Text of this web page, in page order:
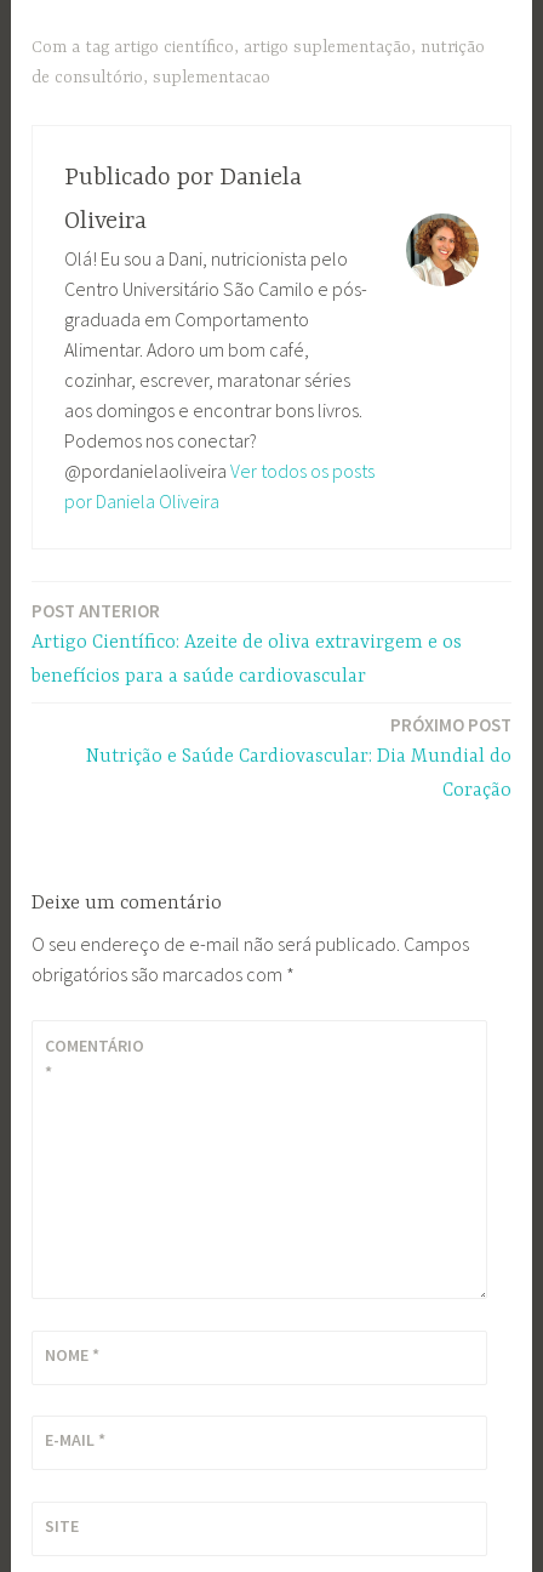
Com a tag artigo científico, artigo suplementação, nutrição
de consultório,suplementacao
Publicado por Daniela
Oliveira
Olá! Eu sou a Dani, nutricionista pelo
Centro Universitário São Camilo e pós-
graduada em Comportamento
Alimentar. Adoro um bom café,
cozinhar, escrever, maratonar séries
aos domingos e encontrar bons livros.
Podemos nos conectar?
@pordanielaoliveira Ver todos os posts
por Daniela Oliveira
Navegação
de
POST ANTERIOR
Artigo Científico: Azeite de oliva extravirgem e os
benefícios para a saúde cardiovascular
PRÓXIMO POST
Nutrição e Saúde Cardiovascular: Dia Mundial do
Coração
Deixe um comentário
O seu endereço de e-mail não será publicado. Campos
obrigatórios são marcados com *
COMENTÁRIO
*
NOME *
E-MAIL *
SITE